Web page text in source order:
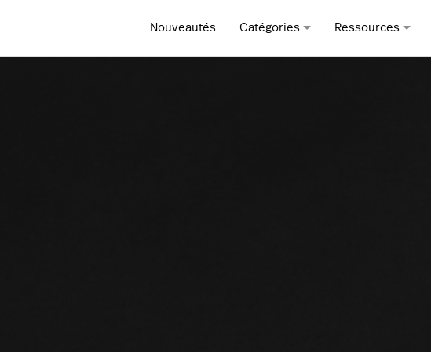
Nouveautés Catégories Ressources